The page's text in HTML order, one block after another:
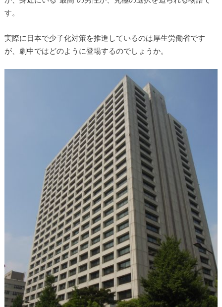
す。
実際に日本で少子化対策を推進しているのは厚生労働省です
が、劇中ではどのように登場するのでしょうか。